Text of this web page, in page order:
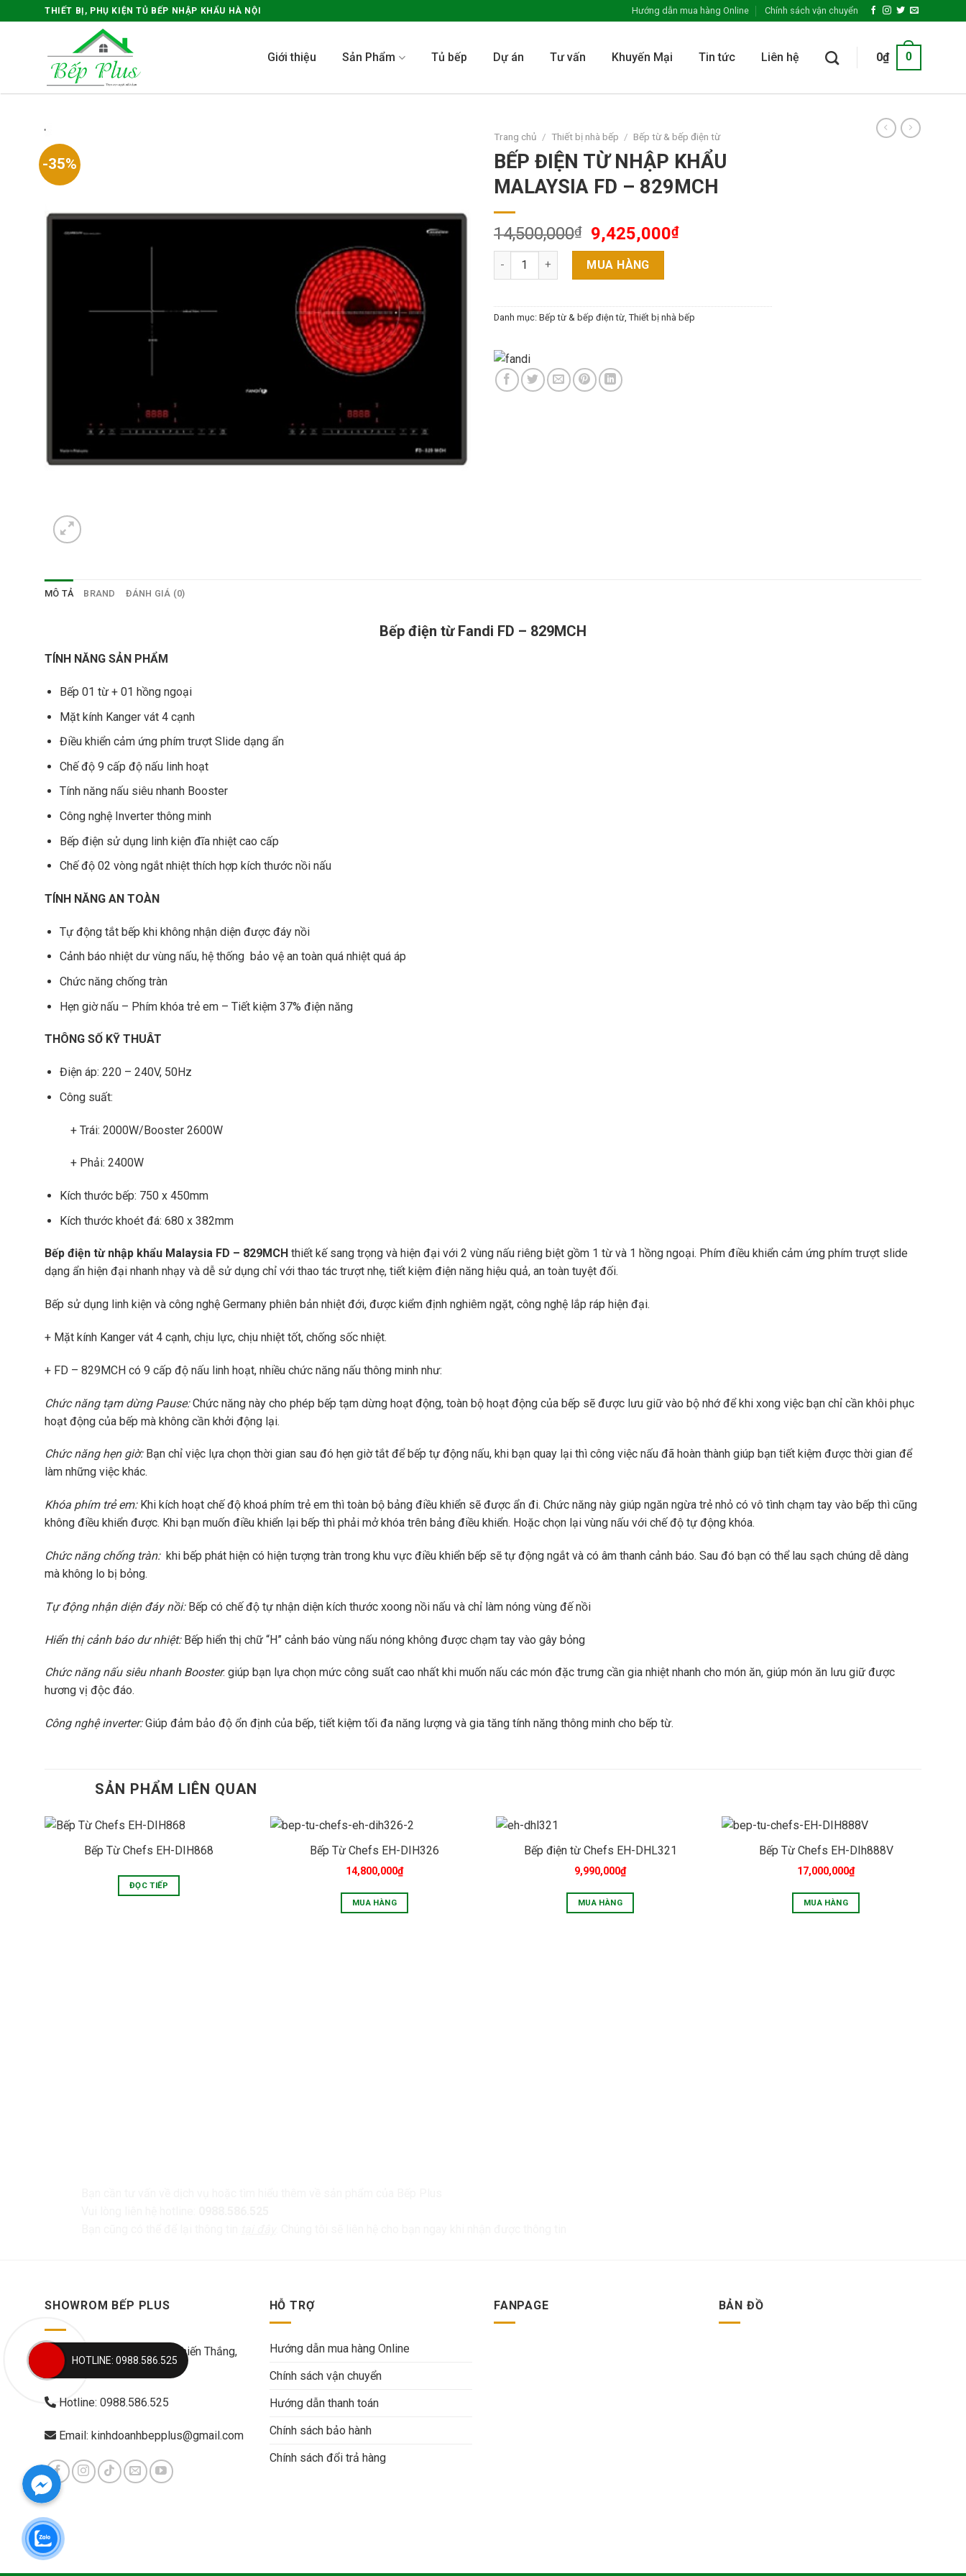
to
THIẾT BỊ, PHỤ KIỆN TỦ BẾP NHẬP KHẨU HÀ NỘI Hướng dẫn mua hàng Online Chính sách vận chuyển
Giới thiệu Sản Phẩm Tủ bếp Dự án Tư vấn Khuyến Mại Tin tức Liên hệ 0₫ 0
-35%
Trang chủ / Thiết bị nhà bếp / Bếp từ & bếp điện từ
BẾP ĐIỆN TỪ NHẬP KHẨU
MALAYSIA FD – 829MCH
14,500,000₫ 9,425,000₫
BẾP ĐIỆN TỪ NHẬP KHẨU MALAYSIA FD - 829MCH số lượng
MUA HÀNG
Danh mục: Bếp từ & bếp điện từ Thiết bị nhà bếp
MÔ TẢ BRAND ĐÁNH GIÁ (0)
Bếp điện từ Fandi FD – 829MCH
TÍNH NĂNG SẢN PHẨM
Bếp 01 từ + 01 hồng ngoại
Mặt kính Kanger vát 4 cạnh
Điều khiển cảm ứng phím trượt Slide dạng ẩn
Chế độ 9 cấp độ nấu linh hoạt
Tính năng nấu siêu nhanh Booster
Công nghệ Inverter thông minh
Bếp điện sử dụng linh kiện đĩa nhiệt cao cấp
Chế độ 02 vòng ngắt nhiệt thích hợp kích thước nồi nấu
TÍNH NĂNG AN TOÀN
Tự động tắt bếp khi không nhận diện được đáy nồi
Cảnh báo nhiệt dư vùng nấu, hệ thống bảo vệ an toàn quá nhiệt quá áp
Chức năng chống tràn
Hẹn giờ nấu – Phím khóa trẻ em – Tiết kiệm 37% điện năng
THÔNG SỐ KỸ THUÂT
Điện áp: 220 – 240V, 50Hz
Công suất:
+ Trái: 2000W/Booster 2600W
+ Phải: 2400W
Kích thước bếp: 750 x 450mm
Kích thước khoét đá: 680 x 382mm
Bếp điện từ nhập khẩu Malaysia FD – 829MCH thiết kế sang trọng và hiện đại với 2 vùng nấu riêng biệt gồm 1 từ và 1 hồng ngoại. Phím điều khiển cảm ứng phím trượt slide
dạng ẩn hiện đại nhanh nhạy và dễ sử dụng chỉ với thao tác trượt nhẹ, tiết kiệm điện năng hiệu quả, an toàn tuyệt đối.
Bếp sử dụng linh kiện và công nghệ Germany phiên bản nhiệt đới, được kiểm định nghiêm ngặt, công nghệ lắp ráp hiện đại.
+ Mặt kính Kanger vát 4 cạnh, chịu lực, chịu nhiệt tốt, chống sốc nhiệt.
+ FD – 829MCH có 9 cấp độ nấu linh hoạt, nhiều chức năng nấu thông minh như:
Chức năng tạm dừng Pause:Chức năng này cho phép bếp tạm dừng hoạt động, toàn bộ hoạt động của bếp sẽ được lưu giữ vào bộ nhớ để khi xong việc bạn chỉ cần khôi phục
hoạt động của bếp mà không cần khởi động lại.
Chức năng hẹn giờ:Bạn chỉ việc lựa chọn thời gian sau đó hẹn giờ tắt để bếp tự động nấu, khi bạn quay lại thì công việc nấu đã hoàn thành giúp bạn tiết kiệm được thời gian để
làm những việc khác.
Khóa phím trẻ em:Khi kích hoạt chế độ khoá phím trẻ em thì toàn bộ bảng điều khiển sẽ được ẩn đi. Chức năng này giúp ngăn ngừa trẻ nhỏ có vô tình chạm tay vào bếp thì cũng
không điều khiển được. Khi bạn muốn điều khiển lại bếp thì phải mở khóa trên bảng điều khiển. Hoặc chọn lại vùng nấu với chế độ tự động khóa.
Chức năng chống tràn:khi bếp phát hiện có hiện tượng tràn trong khu vực điều khiển bếp sẽ tự động ngắt và có âm thanh cảnh báo. Sau đó bạn có thể lau sạch chúng dễ dàng
mà không lo bị bỏng.
Tự động nhận diện đáy nồi:Bếp có chế độ tự nhận diện kích thước xoong nồi nấu và chỉ làm nóng vùng đế nồi
Hiển thị cảnh báo dư nhiệt:Bếp hiển thị chữ “H” cảnh báo vùng nấu nóng không được chạm tay vào gây bỏng
Chức năng nấu siêu nhanh Booster: giúp bạn lựa chọn mức công suất cao nhất khi muốn nấu các món đặc trưng cần gia nhiệt nhanh cho món ăn, giúp món ăn lưu giữ được
hương vị độc đáo.
Công nghệ inverter:Giúp đảm bảo độ ổn định của bếp, tiết kiệm tối đa năng lượng và gia tăng tính năng thông minh cho bếp từ.
SẢN PHẨM LIÊN QUAN
Bếp Từ Chefs EH-DIH868
ĐỌC TIẾP
Bếp Từ Chefs EH-DIH326
14,800,000₫
MUA HÀNG
Bếp điện từ Chefs EH-DHL321
9,990,000₫
MUA HÀNG
Bếp Từ Chefs EH-DIh888V
17,000,000₫
MUA HÀNG
SHOWROM BẾP PLUS
Địa chỉ: Số 284 đường Chiến Thắng,
Văn Quán, Hà Đông, Hà Nội
Hotline: 0988.586.525
Email: kinhdoanhbepplus@gmail.com
HỖ TRỢ
Hướng dẫn mua hàng Online
Chính sách vận chuyển
Hướng dẫn thanh toán
Chính sách bảo hành
Chính sách đổi trả hàng
FANPAGE BẢN ĐỒ
HOTLINE: 0988.586.525
Facebook Messenger
Facebook Messenger
Facebook Messenger